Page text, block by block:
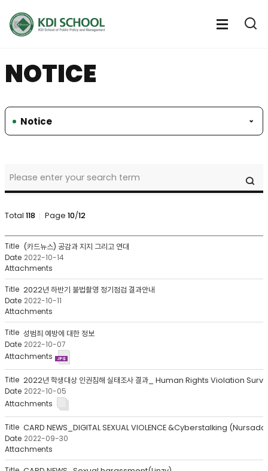
열
전
기
체
뉴
NOTICE
Notice
service
>
Rights
>
notice
Search
Total 118 Page 10/12
student
service
>
Rights
Center
>
notice
목
록
-
호,
제
목,
성
자,
등
록
일,
(카드뉴스) 공감과 지지 그리고 연대
2022-10-14
2022년 하반기 불법촬영 정기점검 결과안내
2022-10-11
성범죄 예방에 대한 정보
2022-10-07
2022-10-05
CARD NEWS_DIGITAL SEXUAL VIOLENCE &Cyberstalking
2022-09-30